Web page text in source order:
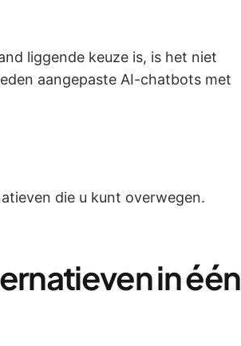
liggende keuze is, is het niet
aangepaste AI-chatbots met
die u kunt overwegen.
in één